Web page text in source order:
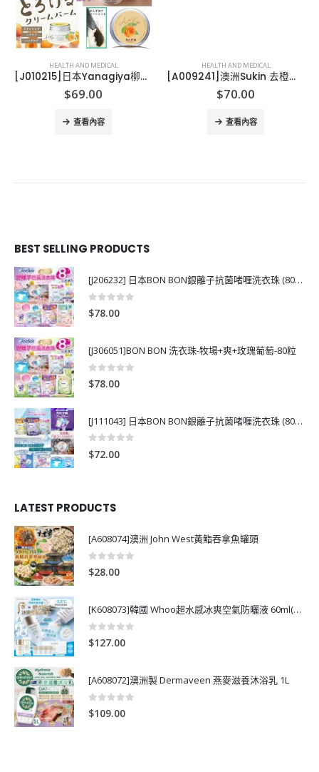
HEALTH AND MEDICAL
[J010215]日本Yanagiya柳屋 深層護髮乳-80G
$69.00
查看內容
HEALTH AND MEDICAL
[A009241]澳洲Sukin 去橙皮紋身體霜200ml
$70.00
查看內容
BEST SELLING PRODUCTS
[J206232] 日本BON BON銀離子抗菌啫喱洗衣珠 (80粒)
0out of 5
$78.00
[J306051]BON BON 洗衣珠-牧場+爽+玫瑰葡萄-80粒
0
$78.00
[J111043] 日本BON BON銀離子抗菌啫喱洗衣珠 (80粒)
0
$72.00
LATEST PRODUCTS
[A608074]澳洲 John West黃鮨吞拿魚罐頭
0 out of 5
$28.00
[K608073]韓國 Whoo超水感冰爽空氣防曬液 60ml(送13ml*4支)
0 out of 5
$127.00
[A608072]澳洲製 Dermaveen 燕麥滋養沐浴乳 1L
0
$109.00